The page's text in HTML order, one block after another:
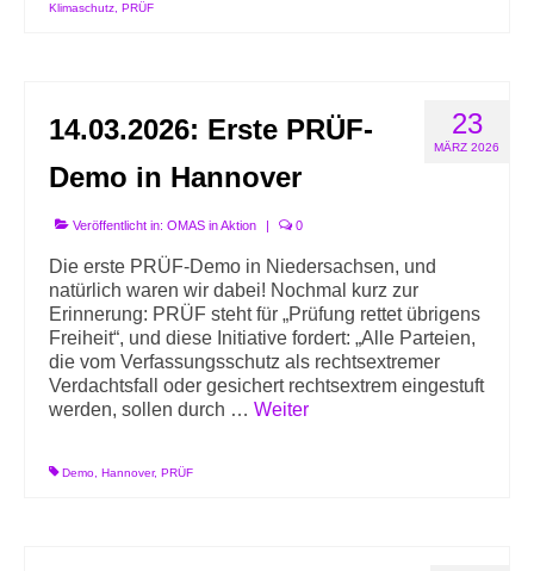
Klimaschutz PRÜF
23
MÄRZ 2026
14.03.2026: Erste PRÜF-
Demo in Hannover
Veröffentlicht in: OMAS in Aktion | 0
Die erste PRÜF-Demo in Niedersachsen, und
natürlich waren wir dabei! Nochmal kurz zur
Erinnerung: PRÜF steht für „Prüfung rettet übrigens
Freiheit“, und diese Initiative fordert: „Alle Parteien,
die vom Verfassungsschutz als rechtsextremer
Verdachtsfall oder gesichert rechtsextrem eingestuft
werden, sollen durch … Weiter
Demo Hannover, PRÜF